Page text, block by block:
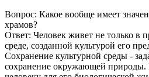
Вопрос: Какое вообще имеет
храмов?
Ответ: Человек живет не только в
среде, созданной культурой его
Сохранение культурной среды -
сохранение окружающей природы.